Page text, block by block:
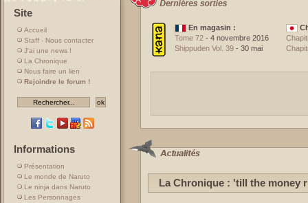
Site
Accueil
Staff - Nous contacter
J'ai une news !
La Chronique
Nous faire un lien
Rejoindre le forum !
Informations
Présentation
Le monde de Naruto
Le ninja dans Naruto
Les Personnages
En magasin :
Tome 72 - 4 novembre 2016
Shippuden Vol. 39 - 30 mai
La Chronique : 'till the money